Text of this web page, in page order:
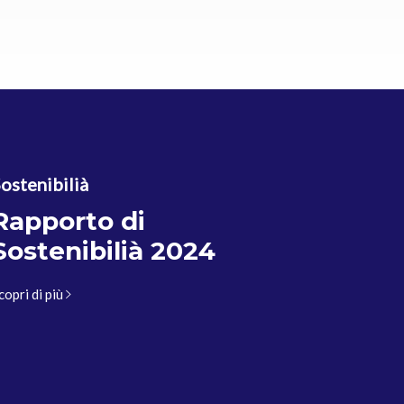
di
2024
di più